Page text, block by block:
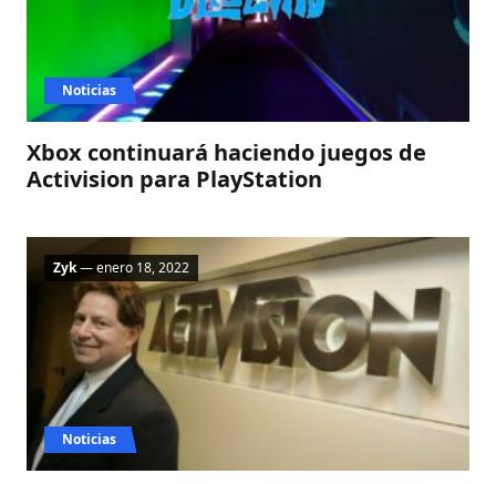
Xbox continuará haciendo juegos de
Activision para PlayStation
Noticias
Noticias
Zyk— enero 18, 2022